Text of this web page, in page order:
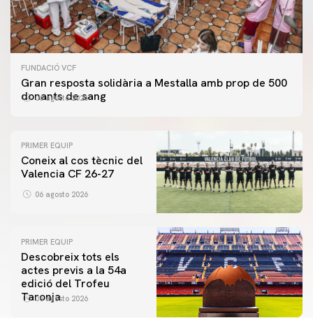
FUNDACIÓ VCF
Gran resposta solidària a Mestalla amb prop de 500
donants de sang
06 agosto 2026
PRIMER EQUIP
Coneix al cos tècnic del
Valencia CF 26-27
06 agosto 2026
PRIMER EQUIP
Descobreix tots els
actes previs a la 54a
edició del Trofeu
Taronja
06 agosto 2026